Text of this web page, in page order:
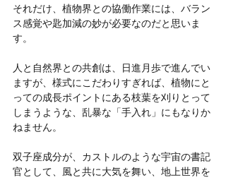
それだけ、植物界との協働作業には、バラン
ス感覚や匙加減の妙が必要なのだと思いま
す。
人と自然界との共創は、日進月歩で進んでい
ますが、様式にこだわりすぎれば、植物にと
っての成長ポイントにある枝葉を刈りとって
しまうような、乱暴な「手入れ」にもなりか
ねません。
双子座成分が、カストルのような宇宙の書記
官として、風と共に大気を舞い、地上世界を